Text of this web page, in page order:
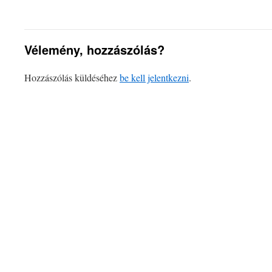
Vélemény, hozzászólás?
Hozzászólás küldéséhezbe kell jelentkezni.